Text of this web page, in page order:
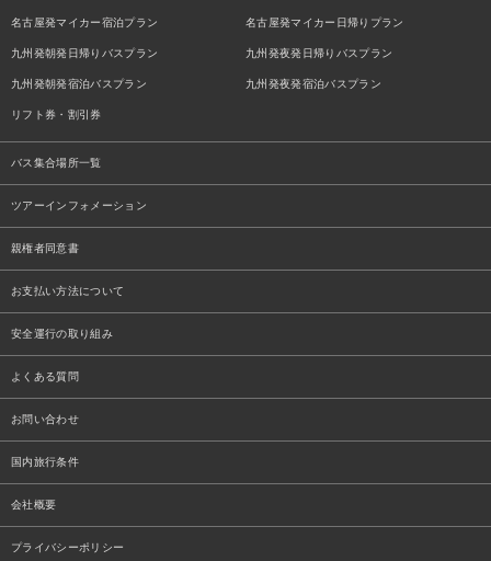
名古屋発マイカー宿泊プラン 名古屋発マイカー日帰りプラン
九州発朝発日帰りバスプラン 九州発夜発日帰りバスプラン
九州発朝発宿泊バスプラン 九州発夜発宿泊バスプラン
リフト券・割引券
バス集合場所一覧
ツアーインフォメーション
親権者同意書
お支払い方法について
安全運行の取り組み
よくある質問
お問い合わせ
国内旅行条件
会社概要
プライバシーポリシー